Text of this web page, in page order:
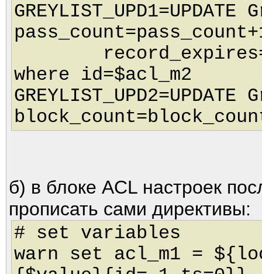
where id=$acl_m2
б) в блоке ACL настроек
прописать сами директивы:
# set variables
warn set acl_m1 =